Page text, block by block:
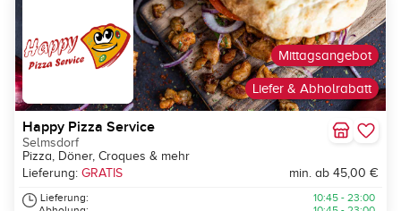
Liefer & Abholrabatt
Mittagsangebot
Happy Pizza Service
Selmsdorf
Pizza, Döner, Croques & mehr
Lieferung: GRATIS min. ab 45,00 €
Lieferung:
10:45 - 23:00